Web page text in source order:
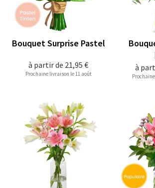
à partir de 21,95 €
Bouquet Surprise Pastel
Prochaine livraison le 11 août
à